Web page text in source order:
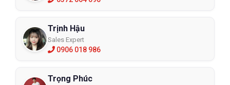
Trịnh Hậu
Sales Expert
0906 018 986
Trọng Phúc